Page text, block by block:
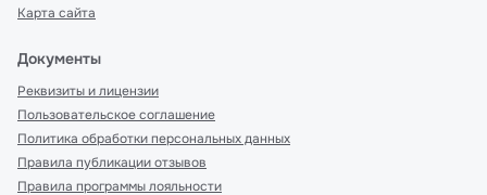
Карта сайта
Документы
Реквизиты и лицензии
Пользовательское соглашение
Политика обработки персональных данных
Правила публикации отзывов
Правила программы лояльности